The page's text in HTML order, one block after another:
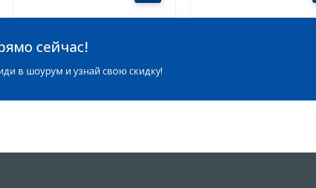
сейчас!
в шоурум и узнай свою скидку!